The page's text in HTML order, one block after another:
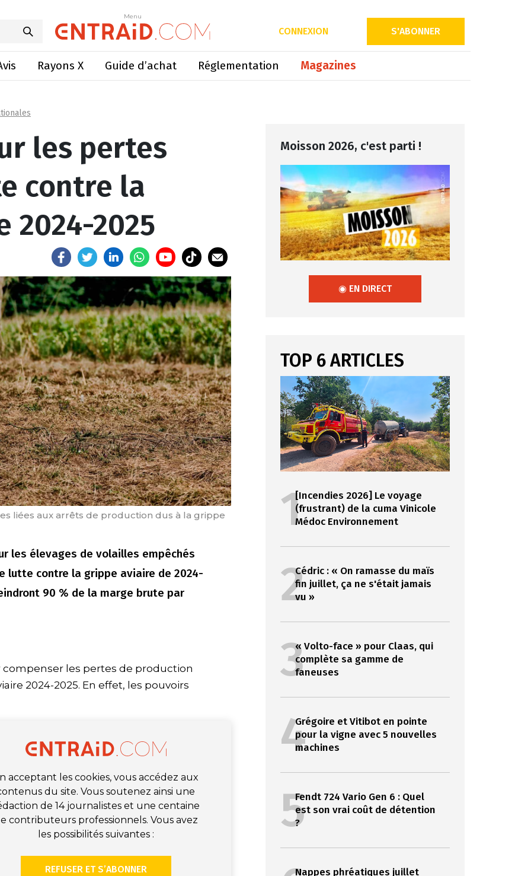
Menu
CONNEXION S'ABONNER
Rayons X Guide d’achat Réglementation Magazines
Menu
à la lutte contre la grippe aviaire 2024-2025
les pertes
contre la
2024-2025
liées aux arrêts de production dus à la grippe
les élevages de volailles empêchés
lutte contre la grippe aviaire de 2024-
90 % de la marge brute par
compenser les pertes de production
2024-2025. En effet, les pouvoirs
acceptant les cookies, vous accédez aux
du site. Vous soutenez ainsi une
de 14 journalistes et une centaine
contributeurs professionnels. Vous avez
les possibilités suivantes :
REFUSER ET S’ABONNER
Moisson 2026, c'est parti !
◉ EN DIRECT
TOP 6 ARTICLES
1[Incendies 2026] Le voyage
(frustrant) de la cuma Vinicole
Médoc Environnement
2Cédric : « On ramasse du maïs
fin juillet, ça ne s'était jamais
vu »
3« Volto-face » pour Claas, qui
complète sa gamme de
faneuses
4Grégoire et Vitibot en pointe
pour la vigne avec 5 nouvelles
machines
5Fendt 724 Vario Gen 6 : Quel
est son vrai coût de détention
?
Nappes phréatiques juillet